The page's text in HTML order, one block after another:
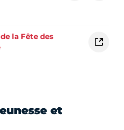
la Fête des
et